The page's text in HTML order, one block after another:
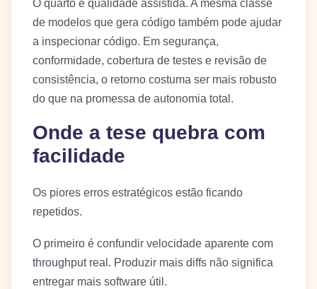
O quarto é qualidade assistida. A mesma classe
de modelos que gera código também pode ajudar
a inspecionar código. Em segurança,
conformidade, cobertura de testes e revisão de
consistência, o retorno costuma ser mais robusto
do que na promessa de autonomia total.
Onde a tese quebra com
facilidade
Os piores erros estratégicos estão ficando
repetidos.
O primeiro é confundir velocidade aparente com
throughput real. Produzir mais diffs não significa
entregar mais software útil.